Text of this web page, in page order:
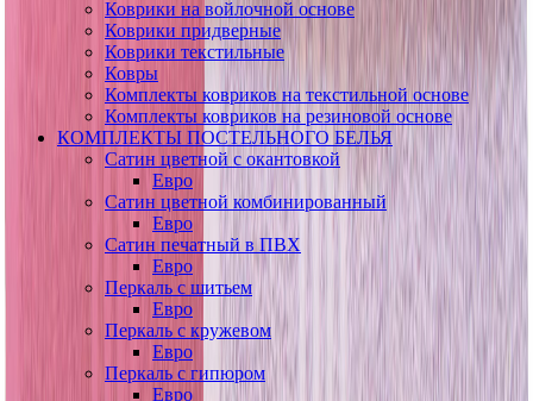
Коврики на войлочной основе
Коврики придверные
Коврики текстильные
Ковры
Комплекты ковриков на текстильной основе
Комплекты ковриков на резиновой основе
КОМПЛЕКТЫ ПОСТЕЛЬНОГО БЕЛЬЯ
Сатин цветной с окантовкой
Евро
Сатин цветной комбинированный
Евро
Сатин печатный в ПВХ
Евро
Перкаль с шитьем
Евро
Перкаль с кружевом
Евро
Перкаль с гипюром
Евро